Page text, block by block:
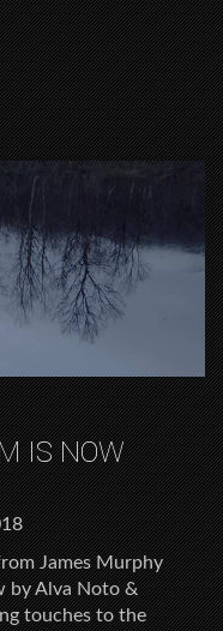
IS NOW
James Murphy
by Alva Noto &
touches to the